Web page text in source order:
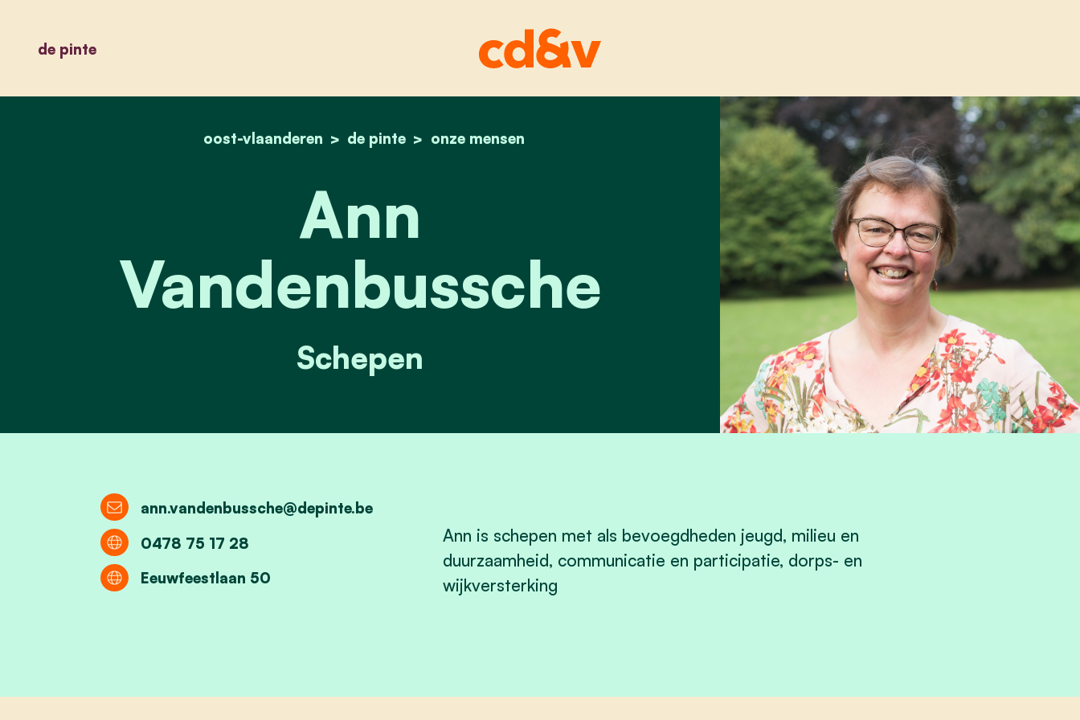
de pinte
home
oost-vlaanderen de pinte onze mensen
ann vandenbussche
Ann
Vandenbussche
Schepen
Ann is schepen met als bevoegdheden jeugd, milieu en
duurzaamheid, communicatie en participatie, dorps- en
wijkversterking
ann.vandenbussche@depinte.be
0478 75 17 28
Eeuwfeestlaan 50